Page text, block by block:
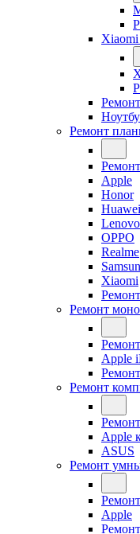
Xiaomi
Ремонт
Apple
Honor
Huawei
Lenovo
OPPO
Realme
Xiaomi
Ремонт
Apple
Ремонт
Apple
ASUS
Ремонт
Apple